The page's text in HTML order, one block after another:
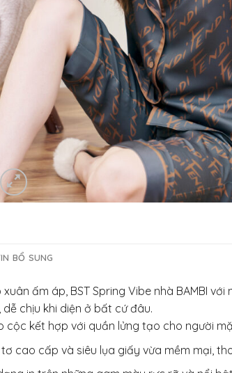
BỔ SUNG
ấm áp, BST Spring Vibe nhà BAMBI
chịu khi diện ở bất cứ đâu.
cộc kết hợp với quần lửng tạo cho người
tơ cao cấp và siêu lụa giấy vừa mềm mại,